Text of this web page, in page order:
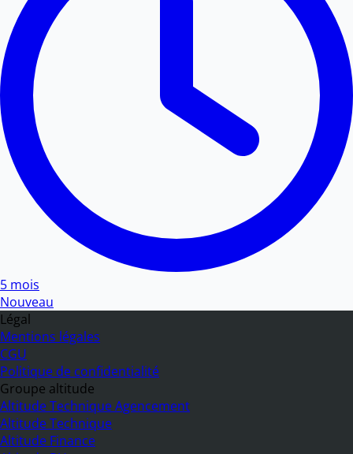
5 mois
Nouveau
Légal
Mentions légales
CGU
Politique de confidentialité
Groupe altitude
Altitude Technique Agencement
Altitude Technique
Altitude Finance